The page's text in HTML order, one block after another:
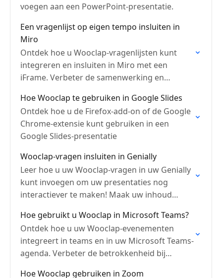
voegen aan een PowerPoint-presentatie.
Een vragenlijst op eigen tempo insluiten in
Miro
Ontdek hoe u Wooclap-vragenlijsten kunt
integreren en insluiten in Miro met een
iFrame. Verbeter de samenwerking en
Hoe Wooclap te gebruiken in Google Slides
Ontdek hoe u de Firefox-add-on of de Google
Chrome-extensie kunt gebruiken in een
Google Slides-presentatie
Wooclap-vragen insluiten in Genially
Leer hoe u uw Wooclap-vragen in uw Genially
kunt invoegen om uw presentaties nog
interactiever te maken! Maak uw inhoud
Hoe gebruikt u Wooclap in Microsoft Teams?
Ontdek hoe u uw Wooclap-evenementen
integreert in teams en in uw Microsoft Teams-
agenda. Verbeter de betrokkenheid bij
Hoe Wooclap gebruiken in Zoom